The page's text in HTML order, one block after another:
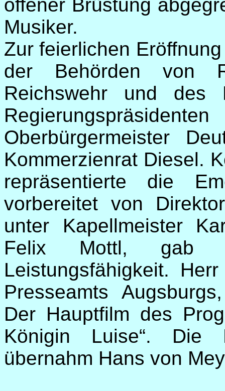
offener Brüstung
Musiker.
Zur feierlichen
der Behörden von
Reichswehr und des
Oberbürgermeister
Kommerzienrat Diesel.
repräsentierte die
vorbereitet von
unter Kapellmeister
Felix Mottl, gab
Leistungsfähigkeit.
Presseamts
Der Hauptfilm des
Königin Luise“. Die
übernahm Hans von